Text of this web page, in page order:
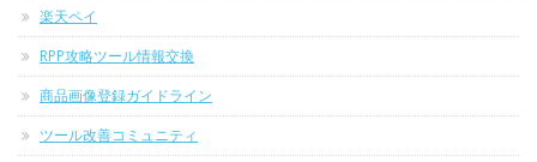
楽天ペイ
RPP攻略ツール情報交換
商品画像登録ガイドライン
ツール改善コミュニティ